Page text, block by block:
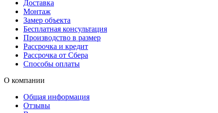
Доставка
Монтаж
Замер объекта
Бесплатная консультация
Производство в размер
Рассрочка и кредит
Рассрочка от Сбера
Способы оплаты
О компании
Общая информация
Отзывы